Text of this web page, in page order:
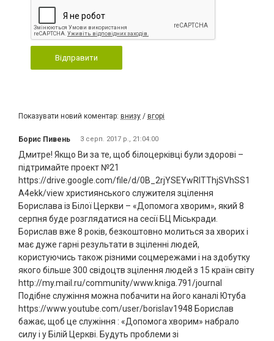
Відправити
Показувати новий коментар: внизу / вгорі
Борис Пивень 3 серп. 2017 р., 21:04:00
Дмитре! Якщо Ви за те, щоб білоцерківці були здорові –
підтримайте проект №21
https://drive.google.com/file/d/0B_2rjYSEYwRITThjSVhSS1
A4ekk/view християнського служителя зцілення
Борислава із Білої Церкви – «Допомога хворим», який 8
серпня буде розглядатися на сесії БЦ Міськради.
Борислав вже 8 років, безкоштовно молиться за хворих і
має дуже гарні результати в зціленні людей,
користуючись також різними соцмережами і на здобутку
якого більше 300 свідоцтв зцілення людей з 15 країн світу
http://my.mail.ru/community/www.kniga.791/journal
Подібне служіння можна побачити на його каналі Ютуба
https://www.youtube.com/user/borislav1948 Борислав
бажає, щоб це служіння : «Допомога хворим» набрало
силу і у Білій Церкві. Будуть проблеми зі